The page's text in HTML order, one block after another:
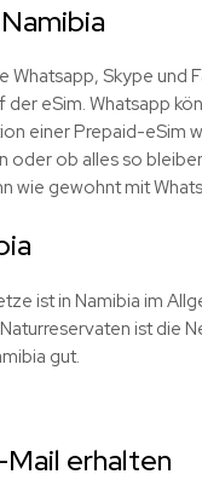
Skype und
eSim. Whatsapp
einer Prepaid-
ob alles so
wie gewohnt mit
ist in Namibia im
ist
gut.
erhalten